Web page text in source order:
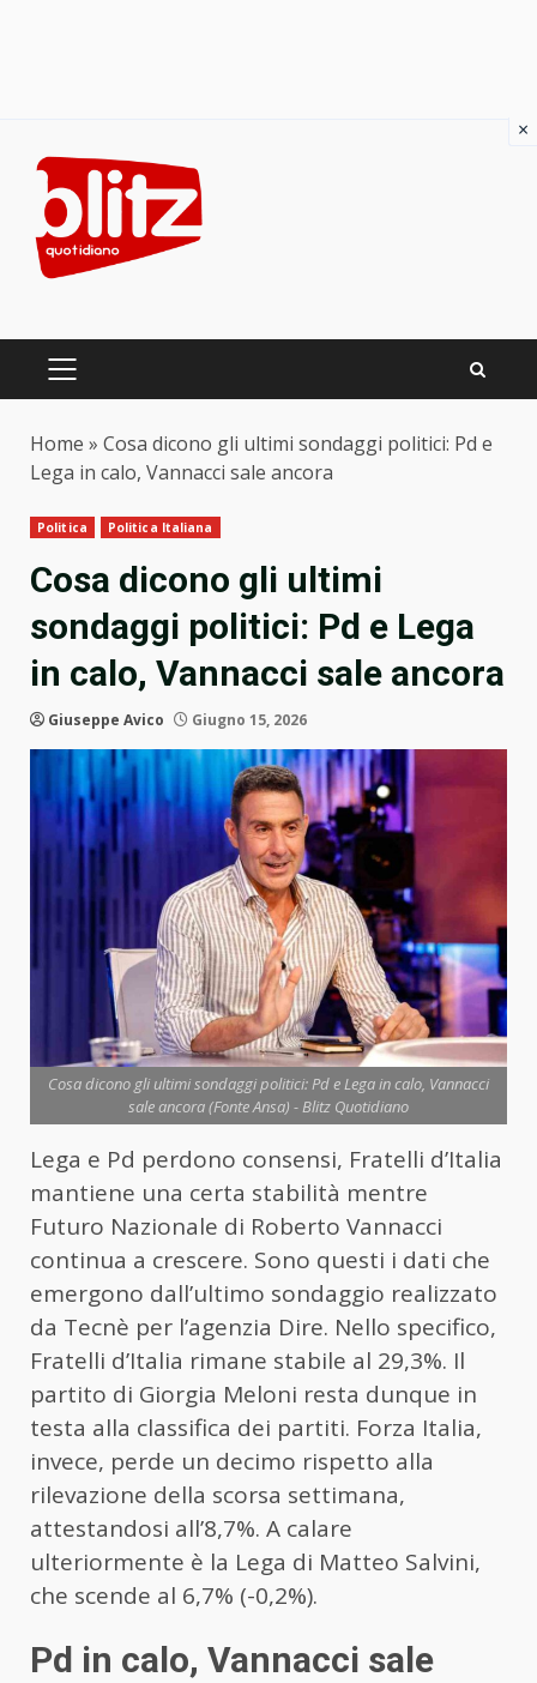
content
PRIMARY
Home » Cosa dicono gli ultimi sondaggi politici: Pd e
Lega in calo, Vannacci sale ancora
Politica Politica Italiana
Cosa dicono gli ultimi
sondaggi politici: Pd e Lega
in calo, Vannacci sale ancora
Giuseppe Avico Giugno 15, 2026
Cosa dicono gli ultimi sondaggi politici: Pd e Lega in calo, Vannacci
sale ancora (Fonte Ansa) - Blitz Quotidiano
Lega e Pd perdono consensi, Fratelli d’Italia
mantiene una certa stabilità mentre
Futuro Nazionale di Roberto Vannacci
continua a crescere. Sono questi i dati che
emergono dall’ultimo sondaggio realizzato
da Tecnè per l’agenzia Dire. Nello specifico,
Fratelli d’Italia rimane stabile al 29,3%. Il
partito di Giorgia Meloni resta dunque in
testa alla classifica dei partiti. Forza Italia,
invece, perde un decimo rispetto alla
rilevazione della scorsa settimana,
attestandosi all’8,7%. A calare
ulteriormente è la Lega di Matteo Salvini,
che scende al 6,7% (-0,2%).
Pd in calo, Vannacci sale
×